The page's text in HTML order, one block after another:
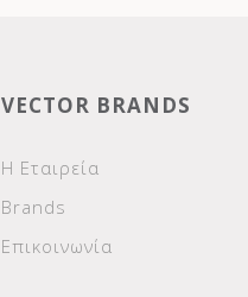
VECTOR BRANDS
Η Εταιρεία
Brands
Επικοινωνία